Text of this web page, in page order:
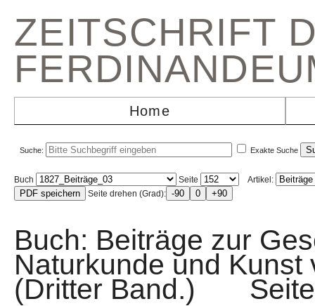
ZEITSCHRIFT
Home
Suche: Exakte Suche
Buch Seite
Artikel:
Seite drehen (Grad):
Buch: Beiträge zur
Naturkunde und Kunst
(Dritter Band.)